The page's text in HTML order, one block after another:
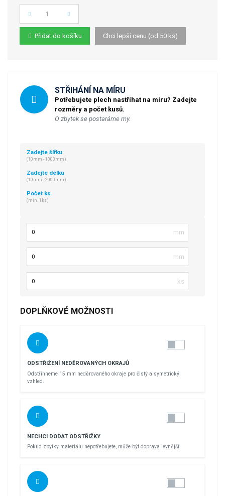
Počet
Přidat do košíku Chci lepší cenu (od 50 ks)
STŘIHÁNÍ NA MÍRU
Potřebujete plech nastříhat na míru? Zadejte
rozměry a počet kusů.
O zbytek se postaráme my.
Zadejte šířku
(10mm - 1000mm)
Zadejte délku
(10mm - 2000mm)
Počet ks
(min. 1ks)
Počet kusů
DOPLŇKOVÉ MOŽNOSTI
ODSTŘIŽENÍ NEDĚROVANÝCH OKRAJŮ
Odstřihneme 15 mm neděrovaného okraje pro čistý a symetrický
vzhled.
NECHCI DODAT ODSTŘIŽKY
Pokud zbytky materiálu nepotřebujete, může být doprava levnější.